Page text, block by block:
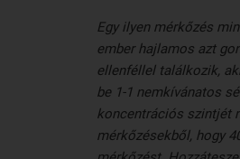
Egy ilyen mérkőzés
ember hajlamos azt
ellenféllel találkozik,
be 1-1 nemkívánatos
koncentrációs szintjét
mérkőzésekből, hogy